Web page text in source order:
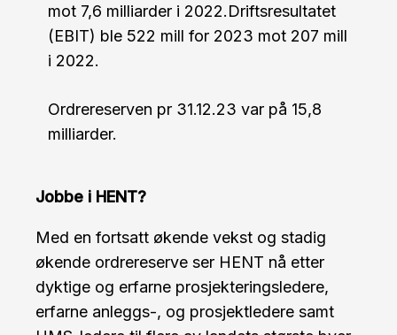
mot 7,6 milliarder i 2022.Driftsresultatet
(EBIT) ble 522 mill for 2023 mot 207 mill
i 2022.
Ordrereserven pr 31.12.23 var på 15,8
milliarder.
Jobbe i HENT?
Med en fortsatt økende vekst og stadig
økende ordrereserve ser HENT nå etter
dyktige og erfarne prosjekteringsledere,
erfarne anleggs-, og prosjektledere samt